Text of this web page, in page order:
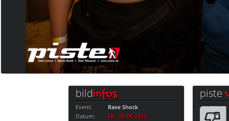
bildinfos
Event:
Rave Shock
Datum:
FR · 29.05.2026
piste